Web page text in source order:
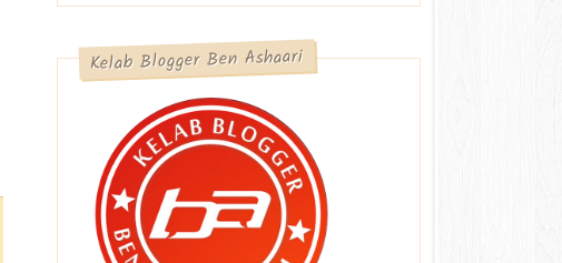
Kelab Blogger Ben Ashaari